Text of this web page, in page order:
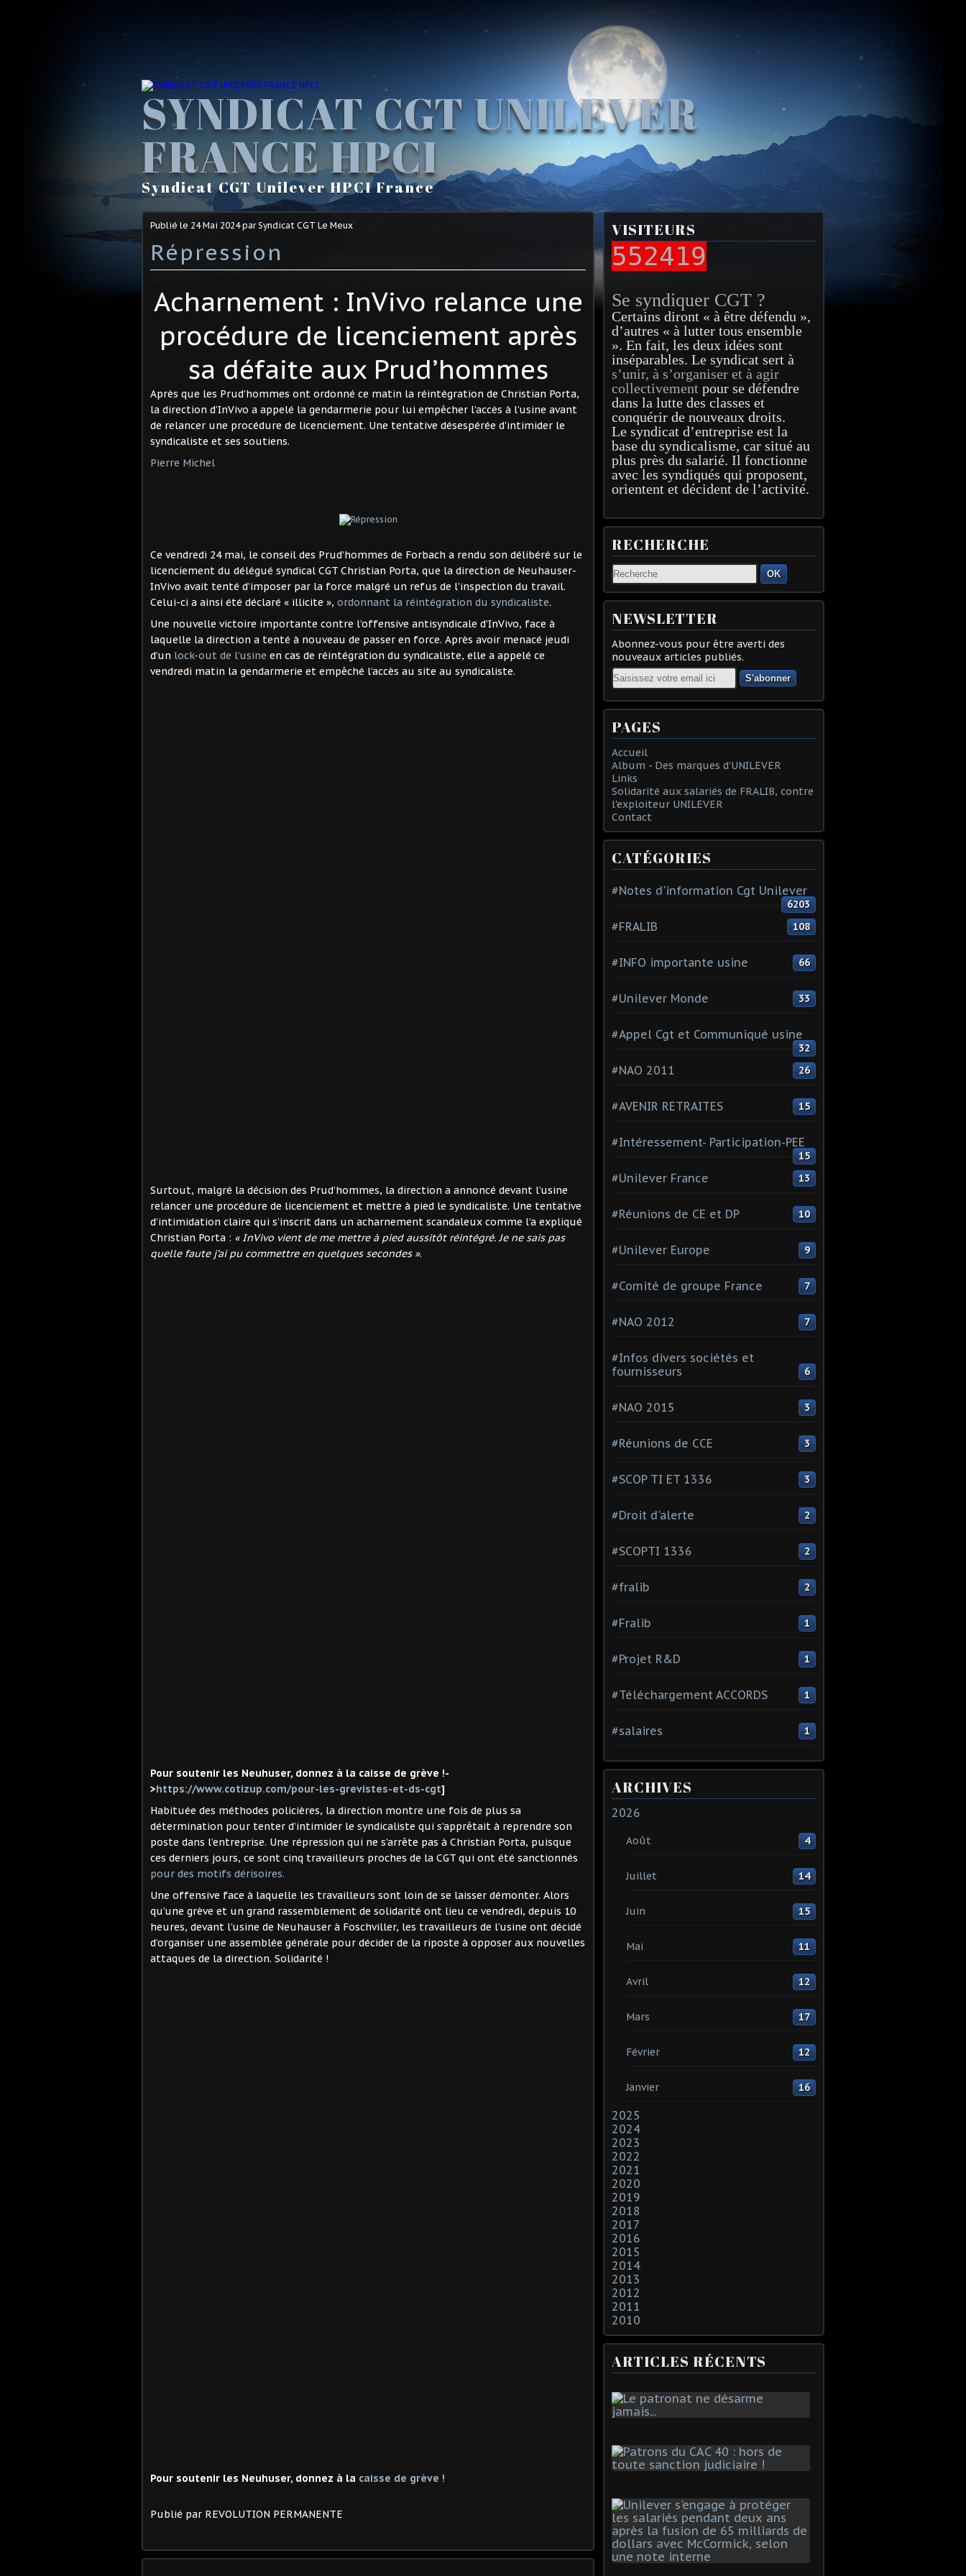
SYNDICAT CGT UNILEVER
FRANCE HPCI
Syndicat CGT Unilever HPCI France
Publié le 24 Mai 2024par Syndicat CGT Le Meux
Répression
Acharnement : InVivo relance une
procédure de licenciement après
sa défaite aux Prud’hommes
Après que les Prud’hommes ont ordonné ce matin la réintégration de Christian Porta,
la direction d’InVivo a appelé la gendarmerie pour lui empêcher l’accès à l’usine avant
de relancer une procédure de licenciement. Une tentative désespérée d'intimider le
syndicaliste et ses soutiens.
Pierre Michel
Ce vendredi 24 mai, le conseil des Prud’hommes de Forbach a rendu son délibéré sur le
licenciement du délégué syndical CGT Christian Porta, que la direction de Neuhauser-
InVivo avait tenté d’imposer par la force malgré un refus de l’inspection du travail.
Celui-ci a ainsi été déclaré « illicite », ordonnant la réintégration du syndicaliste.
Une nouvelle victoire importante contre l’offensive antisyndicale d’InVivo, face à
laquelle la direction a tenté à nouveau de passer en force. Après avoir menacé jeudi
d’un lock-out de l’usine en cas de réintégration du syndicaliste, elle a appelé ce
vendredi matin la gendarmerie et empêché l’accès au site au syndicaliste.
Surtout, malgré la décision des Prud’hommes, la direction a annoncé devant l’usine
relancer une procédure de licenciement et mettre à pied le syndicaliste. Une tentative
d’intimidation claire qui s’inscrit dans un acharnement scandaleux comme l’a expliqué
Christian Porta : « InVivo vient de me mettre à pied aussitôt réintégré. Je ne sais pas
quelle faute j’ai pu commettre en quelques secondes ».
Pour soutenir les Neuhuser, donnez à la caisse de grève !-
>https://www.cotizup.com/pour-les-grevistes-et-ds-cgt]
Habituée des méthodes policières, la direction montre une fois de plus sa
détermination pour tenter d’intimider le syndicaliste qui s’apprêtait à reprendre son
poste dans l’entreprise. Une répression qui ne s’arrête pas à Christian Porta, puisque
ces derniers jours, ce sont cinq travailleurs proches de la CGT qui ont été sanctionnés
pour des motifs dérisoires.
Une offensive face à laquelle les travailleurs sont loin de se laisser démonter. Alors
qu’une grève et un grand rassemblement de solidarité ont lieu ce vendredi, depuis 10
heures, devant l’usine de Neuhauser à Foschviller, les travailleurs de l’usine ont décidé
d’organiser une assemblée générale pour décider de la riposte à opposer aux nouvelles
attaques de la direction. Solidarité !
Pour soutenir les Neuhuser, donnez à la caisse de grève !
Publié par REVOLUTION PERMANENTE
VISITEURS
552419
Se syndiquer CGT ?
Certains diront « à être défendu »,
d’autres « à lutter tous ensemble
». En fait, les deux idées sont
inséparables. Le syndicat sert à
s’unir, à s’organiser et à agir
collectivement pour se défendre
dans la lutte des classes et
conquérir de nouveaux droits.
Le syndicat d’entreprise est la
base du syndicalisme, car situé au
plus près du salarié. Il fonctionne
avec les syndiqués qui proposent,
orientent et décident de l’activité.
RECHERCHE
OK
NEWSLETTER
Abonnez-vous pour être averti des
nouveaux articles publiés.
Email
PAGES
Accueil
Album - Des marques d'UNILEVER
Links
Solidarité aux salariés de FRALIB, contre
l'exploiteur UNILEVER
Contact
CATÉGORIES
#Notes d'information Cgt Unilever
6203
#FRALIB 108
#INFO importante usine 66
#Unilever Monde 33
#Appel Cgt et Communiqué usine
32
#NAO 2011 26
#AVENIR RETRAITES 15
#Intéressement- Participation-PEE
15
#Unilever France 13
#Réunions de CE et DP 10
#Unilever Europe 9
#Comité de groupe France 7
#NAO 2012 7
#Infos divers sociétés et
fournisseurs
6
#NAO 2015 3
#Réunions de CCE 3
#SCOP TI ET 1336 3
#Droit d'alerte 2
#SCOPTI 1336 2
#fralib 2
#Fralib 1
#Projet R&D 1
#Téléchargement ACCORDS 1
#salaires 1
ARCHIVES
2026
Août 4
Juillet 14
Juin 15
Mai 11
Avril 12
Mars 17
Février 12
Janvier 16
2025
2024
2023
2022
2021
2020
2019
2018
2017
2016
2015
2014
2013
2012
2011
2010
ARTICLES RÉCENTS